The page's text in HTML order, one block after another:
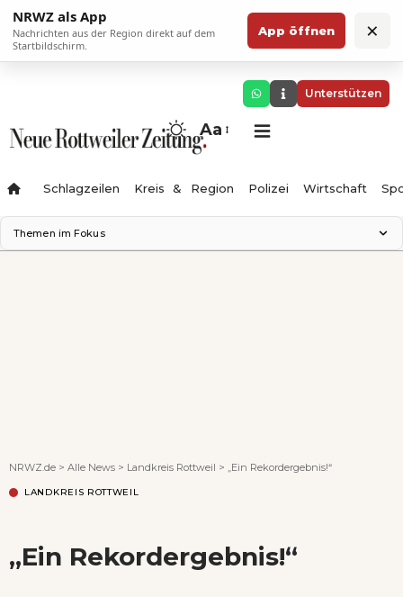
NRWZ als App
Nachrichten aus der Region direkt auf dem
Startbildschirm.
App öffnen ×
Unterstützen
Aa
Schlagzeilen Kreis & Region Polizei Wirtschaft
Themen im Fokus
NRWZ.de > Alle News > Landkreis Rottweil > „Ein Rekordergebnis!“
LANDKREIS ROTTWEIL
„Ein Rekordergebnis!“